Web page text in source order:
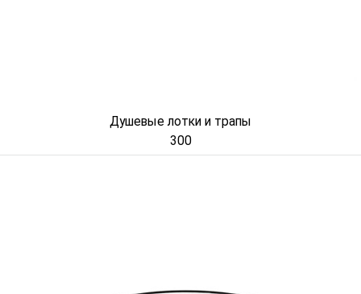
Душевые лотки и трапы
300